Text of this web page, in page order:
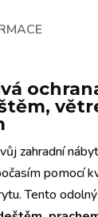
zahradní
pomocí
Tento